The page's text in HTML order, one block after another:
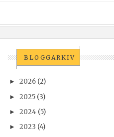
BLOGGARKIV
►2026 (2)
►2025 (3)
►2024 (5)
►2023 (4)